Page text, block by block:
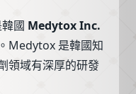
國 Medytox Inc.
Medytox 是韓國知
領域有深厚的研發